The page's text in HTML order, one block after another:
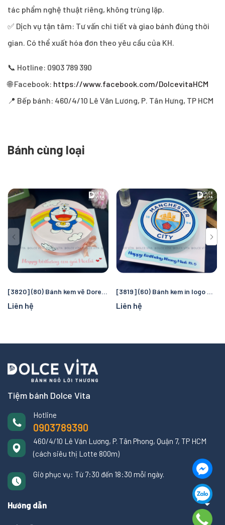
tác phẩm nghệ thuật riêng, không trùng lặp.
✅ Dịch vụ tận tâm: Tư vấn chi tiết và giao bánh đúng thời
gian. Có thể xuất hóa đơn theo yêu cầu của KH.
📞 Hotline: 0903 789 390
🌐 Facebook: https://www.facebook.com/DolcevitaHCM
📍 Bếp bánh: 460/4/10 Lê Văn Lương, P. Tân Hưng, TP HCM
Bánh cùng loại
[3820] (80) Bánh kem vẽ Doremon/ Doraemon - quà tặng sinh nhật đáng yêu cho bé gái
Liên hệ
[3819] (60) Bánh kem in logo Manchester City – Quà tặng sinh nhật hoàn hảo cho fan bóng đá
Liên hệ
Tiệm bánh Dolce Vita
Hotline
0903789390
460/4/10 Lê Văn Lương, P. Tân Phong, Quận 7, TP HCM
(cách siêu thị Lotte 800m)
Giờ phục vụ: Từ 7:30 đến 18:30 mỗi ngày.
Hướng dẫn